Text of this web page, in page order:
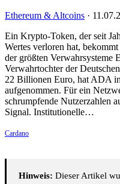
Ethereum & Altcoins ·
Ein Krypto-Token, der seit
Wertes verloren hat,
der größten Verwahrsysteme
Verwahrtochter der
22 Billionen Euro, hat ADA
aufgenommen. Für ein
schrumpfende Nutzerzahlen
Signal. Institutionelle…
Cardano
Hinweis: Dieser Artikel